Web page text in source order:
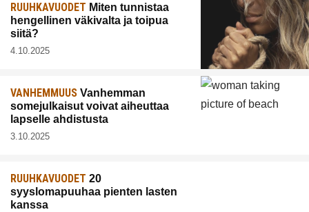
RUUHKAVUODET Miten tunnistaa
hengellinen väkivalta ja toipua
siitä?
4.10.2025
VANHEMMUUS Vanhemman
somejulkaisut voivat aiheuttaa
lapselle ahdistusta
3.10.2025
RUUHKAVUODET 20
syyslomapuuhaa pienten lasten
kanssa